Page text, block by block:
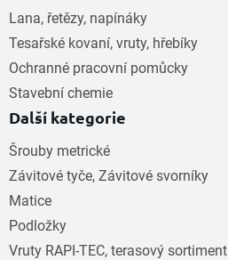
Lana, řetězy, napínáky
Tesařské kovaní, vruty, hřebíky
Ochranné pracovní pomůcky
Stavební chemie
Další kategorie
Šrouby metrické
Závitové tyče, Závitové svorníky
Matice
Podložky
Vruty RAPI-TEC, terasový sortiment